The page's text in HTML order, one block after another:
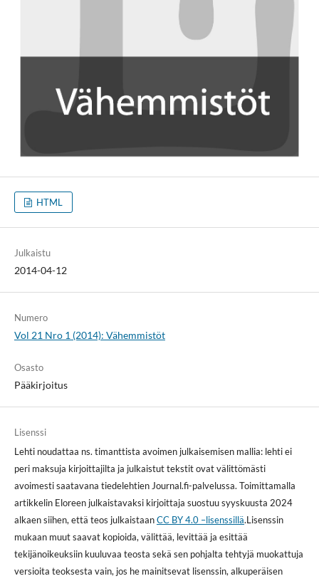
HTML
Julkaistu
2014-04-12
Numero
Vol 21 Nro 1 (2014): Vähemmistöt
Osasto
Pääkirjoitus
Lisenssi
Lehti noudattaa ns. timanttista avoimen julkaisemisen mallia: lehti ei
peri maksuja kirjoittajilta ja julkaistut tekstit ovat välittömästi
avoimesti saatavana tiedelehtien Journal.fi-palvelussa. Toimittamalla
artikkelin Eloreen julkaistavaksi kirjoittaja suostuu syyskuusta 2024
alkaen siihen, että teos julkaistaanCC BY 4.0 –lisenssillä.Lisenssin
mukaan muut saavat kopioida, välittää, levittää ja esittää
tekijänoikeuksiin kuuluvaa teosta sekä sen pohjalta tehtyjä muokattuja
versioita teoksesta vain, jos he mainitsevat lisenssin, alkuperäisen